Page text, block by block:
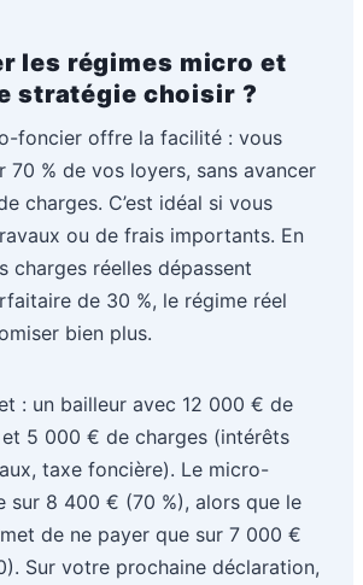
les régimes micro et
stratégie choisir ?
foncier offre la facilité : vous
70 % de vos loyers, sans avancer
charges. C’est idéal si vous
ou de frais importants. En
charges réelles dépassent
de 30 %, le régime réel
bien plus.
: un bailleur avec 12 000 € de
et 5 000 € de charges (intérêts
taxe foncière). Le micro-
sur 8 400 € (70 %), alors que le
de ne payer que sur 7 000 €
Sur votre prochaine déclaration,